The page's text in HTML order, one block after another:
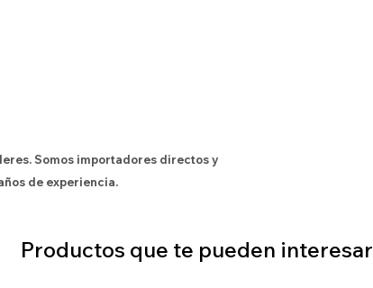
Somos importadores directos y
de experiencia.
Productos que te pueden interesar